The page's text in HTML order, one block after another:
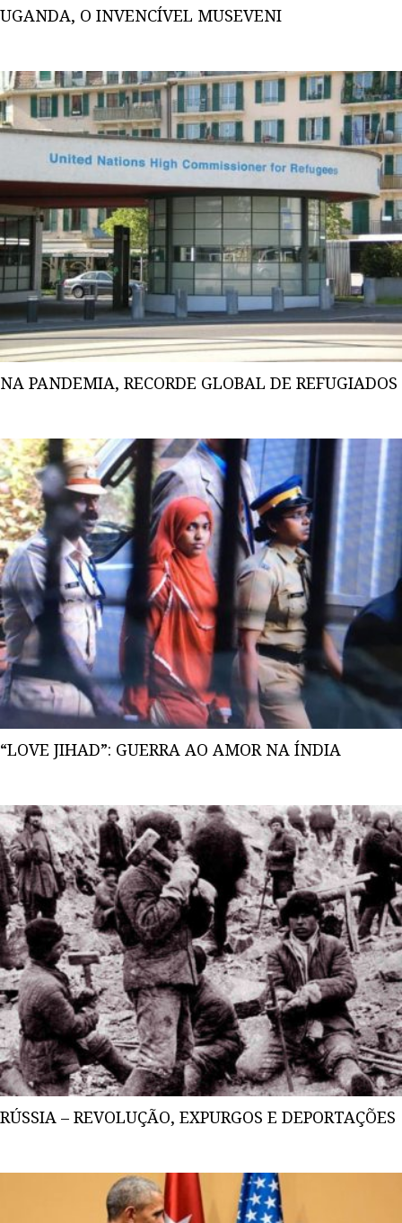
UGANDA, O INVENCÍVEL MUSEVENI
NA PANDEMIA, RECORDE GLOBAL DE REFUGIADOS
“LOVE JIHAD”: GUERRA AO AMOR NA ÍNDIA
RÚSSIA – REVOLUÇÃO, EXPURGOS E DEPORTAÇÕES